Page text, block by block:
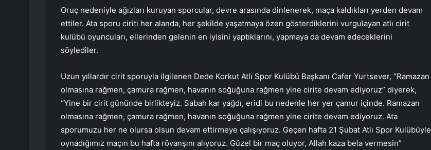
Oruç nedeniyle ağızları kuruyan sporcular, devre arasında dinlenerek, maça kaldıkları yerden devam
ettiler. Ata sporu ciriti her alanda, her şekilde yaşatmaya özen gösterdiklerini vurgulayan atlı cirit
kulübü oyuncuları, ellerinden gelenin en iyisini yaptıklarını, yapmaya da devam edeceklerini
söylediler.
Uzun yıllardır cirit sporuyla ilgilenen Dede Korkut Atlı Spor Kulübü Başkanı Cafer Yurtsever, “Ramazan
olmasına rağmen, çamura rağmen, havanın soğuğuna rağmen yine cirite devam ediyoruz” diyerek,
“Yine bir cirit gününde birlikteyiz. Sabah kar yağdı, eridi bu nedenle her yer çamur içinde. Ramazan
olmasına rağmen, çamura rağmen, havanın soğuğuna rağmen yine cirite devam ediyoruz. Ata
sporumuzu her ne olursa olsun devam ettirmeye çalışıyoruz. Geçen hafta 21 Şubat Atlı Spor Kulübüyle
oynadığımız maçın bu hafta rövanşını alıyoruz. Güzel bir maç oluyor, Allah kaza bela vermesin”